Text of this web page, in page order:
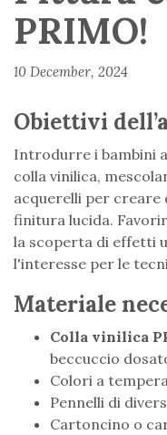
PRIMO!
10 December, 2024
Obiettivi
Introdurre i bambini
colla vinilica,
acquerelli per creare
finitura lucida.
la scoperta di effetti
l'interesse per le
Materiale
Colla vinilica
beccuccio
Colori a
Pennelli di
Cartoncino o